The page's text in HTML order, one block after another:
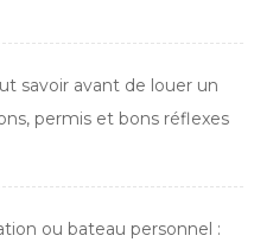
savoir avant de louer un
permis et bons réflexes
ou bateau personnel :